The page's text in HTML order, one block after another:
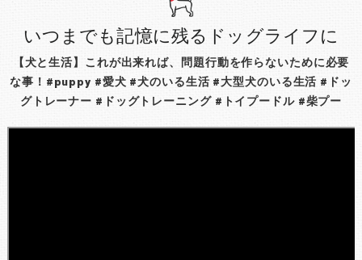
【犬と生活】これが出来れば、問題行動を作らないために必要
な事！#puppy #愛犬 #犬のいる生活 #大型犬のいる生活 #ドッ
グトレーナー #ドッグトレーニング #トイプードル #柴プー
いつまでも記憶に残るドッグライフに